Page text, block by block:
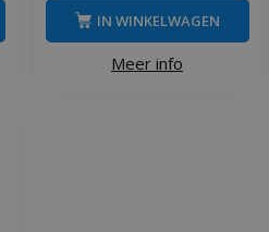
Meer info
IN WINKELWAGEN